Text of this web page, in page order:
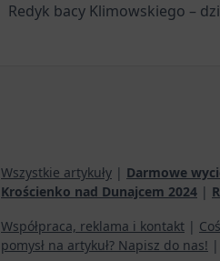
Redyk bacy Klimowskiego –
Wszystkie artykuły | Darmowe
Krościenko nad Dunajcem 2024 |
Współpraca, reklama i kontakt |
pomysł na artykuł? Napisz do nas! |